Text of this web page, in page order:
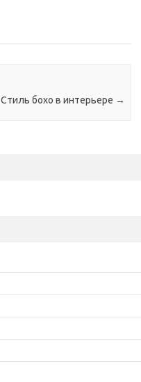
Стиль бохо в интерьере →